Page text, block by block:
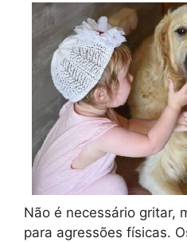
Não é necessário gritar,
para agressões físicas.